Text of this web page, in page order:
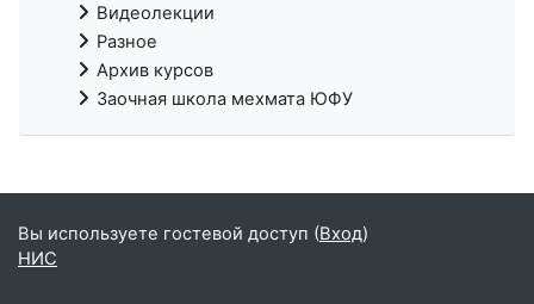
Видеолекции
Разное
Архив курсов
Заочная школа мехмата ЮФУ
Вы используете гостевой доступ (Вход)
НИС